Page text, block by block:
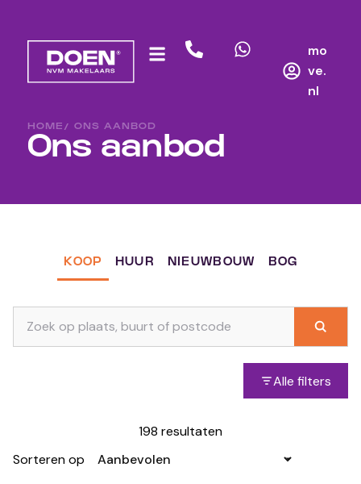
mo
ve.
nl
HOME / ONS AANBOD
Ons aanbod
KOOP HUUR NIEUWBOUW BOG
Alle filters
198 resultaten
Sorteren op